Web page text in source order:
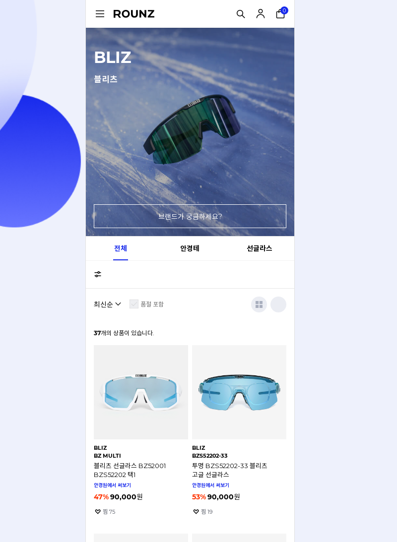
0
BLIZ
블리츠
브랜드가 궁금하세요?
전체 안경테 선글라스
품절 포함
37개의 상품이 있습니다.
BLIZ
BZ MULTI
블리츠 선글라스 BZ52001
BZS52202 택1
안경원에서 써보기
47%90,000원
찜 75
BLIZ
BZS52202-33
투명 BZS52202-33 블리츠
고글 선글라스
안경원에서 써보기
53%90,000원
찜 19